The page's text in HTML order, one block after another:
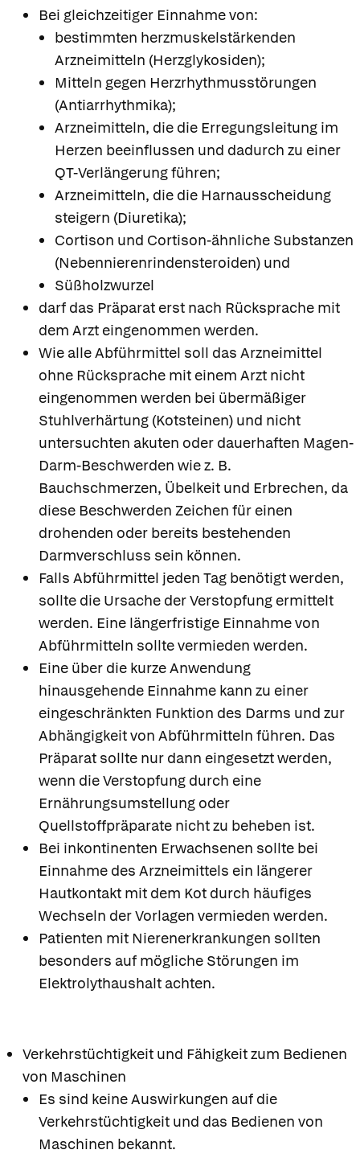
Bei gleichzeitiger Einnahme von:
bestimmten herzmuskelstärkenden
Arzneimitteln (Herzglykosiden);
Mitteln gegen Herzrhythmusstörungen
(Antiarrhythmika);
Arzneimitteln, die die Erregungsleitung im
Herzen beeinflussen und dadurch zu einer
QT-Verlängerung führen;
Arzneimitteln, die die Harnausscheidung
steigern (Diuretika);
Cortison und Cortison-ähnliche Substanzen
(Nebennierenrindensteroiden) und
Süßholzwurzel
darf das Präparat erst nach Rücksprache mit
dem Arzt eingenommen werden.
Wie alle Abführmittel soll das Arzneimittel
ohne Rücksprache mit einem Arzt nicht
eingenommen werden bei übermäßiger
Stuhlverhärtung (Kotsteinen) und nicht
untersuchten akuten oder dauerhaften Magen-
Darm-Beschwerden wie z. B.
Bauchschmerzen, Übelkeit und Erbrechen, da
diese Beschwerden Zeichen für einen
drohenden oder bereits bestehenden
Darmverschluss sein können.
Falls Abführmittel jeden Tag benötigt werden,
sollte die Ursache der Verstopfung ermittelt
werden. Eine längerfristige Einnahme von
Abführmitteln sollte vermieden werden.
Eine über die kurze Anwendung
hinausgehende Einnahme kann zu einer
eingeschränkten Funktion des Darms und zur
Abhängigkeit von Abführmitteln führen. Das
Präparat sollte nur dann eingesetzt werden,
wenn die Verstopfung durch eine
Ernährungsumstellung oder
Quellstoffpräparate nicht zu beheben ist.
Bei inkontinenten Erwachsenen sollte bei
Einnahme des Arzneimittels ein längerer
Hautkontakt mit dem Kot durch häufiges
Wechseln der Vorlagen vermieden werden.
Patienten mit Nierenerkrankungen sollten
besonders auf mögliche Störungen im
Elektrolythaushalt achten.
Verkehrstüchtigkeit und Fähigkeit zum Bedienen
von Maschinen
Es sind keine Auswirkungen auf die
Verkehrstüchtigkeit und das Bedienen von
Maschinen bekannt.